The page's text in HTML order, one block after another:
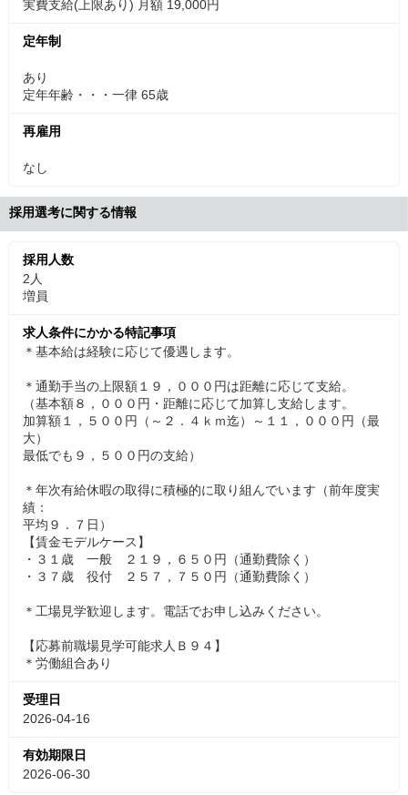
実費支給(上限あり) 月額 19,000円
定年制
あり
定年年齢・・・一律 65歳
再雇用
なし
採用選考に関する情報
採用人数
2人
増員
求人条件にかかる特記事項
＊基本給は経験に応じて優遇します。
＊通勤手当の上限額１９，０００円は距離に応じて支給。
（基本額８，０００円・距離に応じて加算し支給します。
加算額１，５００円（～２．４ｋｍ迄）～１１，０００円（最
大）
最低でも９，５００円の支給）
＊年次有給休暇の取得に積極的に取り組んでいます（前年度実
績：
平均９．７日）
【賃金モデルケース】
・３１歳 一般 ２１９，６５０円（通勤費除く）
・３７歳 役付 ２５７，７５０円（通勤費除く）
＊工場見学歓迎します。電話でお申し込みください。
【応募前職場見学可能求人Ｂ９４】
＊労働組合あり
受理日
2026-04-16
有効期限日
2026-06-30